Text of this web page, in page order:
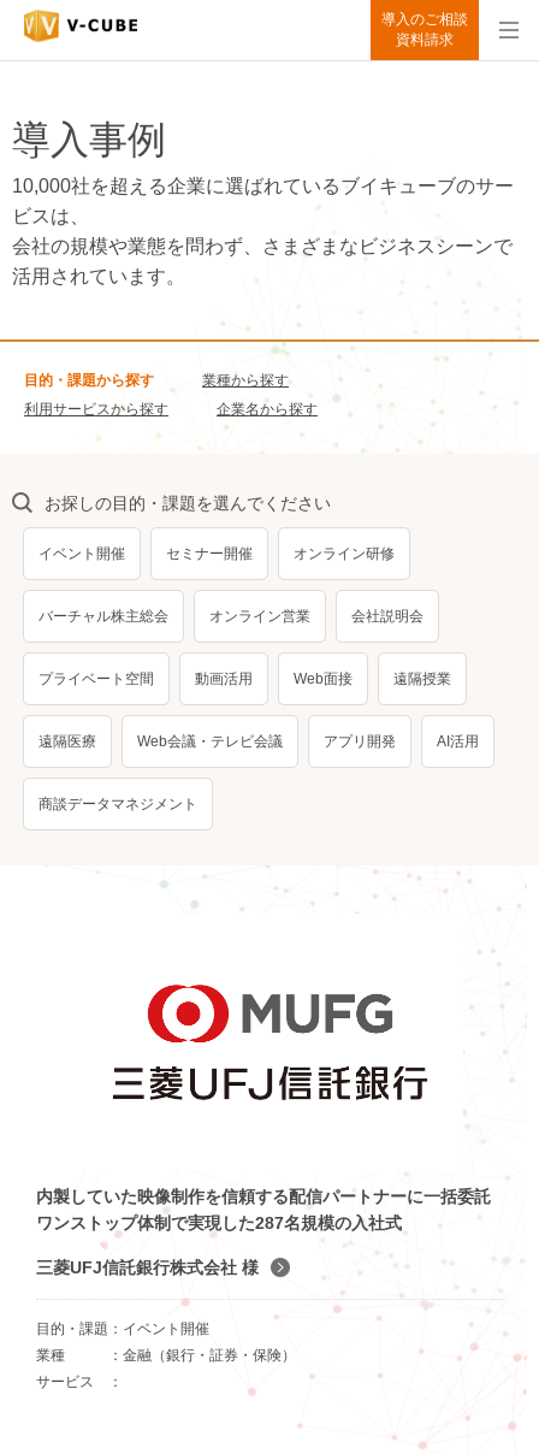
導入のご相談
資料請求
導入事例
10,000社を超える企業に選ばれているブイキューブのサー
ビスは、
会社の規模や業態を問わず、さまざまなビジネスシーンで
活用されています。
目的・課題から探す
業種から探す
利用サービスから探す
企業名から探す
お探しの目的・課題を選んでください
イベント開催 セミナー開催 オンライン研修
バーチャル株主総会 オンライン営業 会社説明会
プライベート空間 動画活用 Web面接 遠隔授業
遠隔医療 Web会議・テレビ会議 アプリ開発 AI活用
商談データマネジメント
内製していた映像制作を信頼する配信パートナーに一括委託
ワンストップ体制で実現した287名規模の入社式
三菱UFJ信託銀行株式会社 様
目的・課題
イベント開催
業種
金融（銀行・証券・保険）
サービス